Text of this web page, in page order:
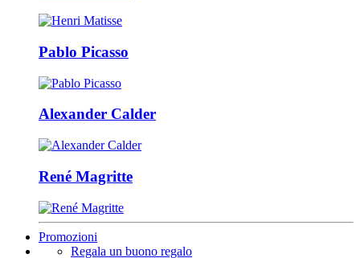
Pablo Picasso
Alexander Calder
René Magritte
Promozioni
Regala un buono regalo